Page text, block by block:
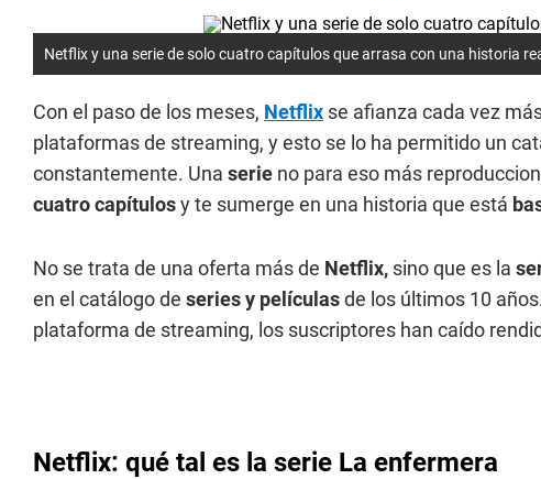
Netflix y una serie de solo cuatro capítulos que arrasa con una historia
Con el paso de los meses, Netflix se afianza cada vez
plataformas de streaming, y esto se lo ha permitido un
constantemente. Una serie no para eso más
cuatro capítulosy te sumerge en una historia que está
No se trata de una oferta más de Netflix, sino que es la
en el catálogo de series y películasde los últimos 10
plataforma de streaming, los suscriptores han caído
Netflix: qué tal es la serie La enfermera